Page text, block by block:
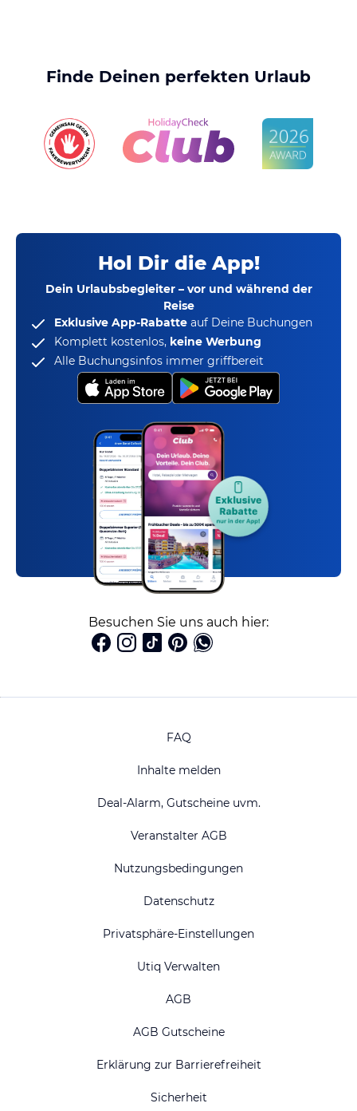
Finde Deinen perfekten Urlaub
Hol Dir die App!
Dein Urlaubsbegleiter – vor und während der
Reise
Exklusive App-Rabatte auf Deine Buchungen
Komplett kostenlos, keine Werbung
Alle Buchungsinfos immer griffbereit
Besuchen Sie uns auch hier:
FAQ
Inhalte melden
Deal-Alarm, Gutscheine uvm.
Veranstalter AGB
Nutzungsbedingungen
Datenschutz
Privatsphäre-Einstellungen
Utiq Verwalten
AGB
AGB Gutscheine
Erklärung zur Barrierefreiheit
Sicherheit